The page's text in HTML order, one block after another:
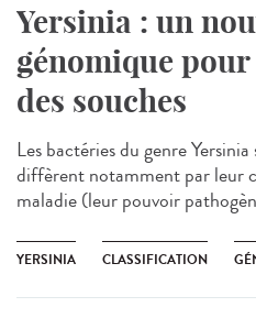
Yersinia : un
génomique
des souches
Les bactéries du genre
diffèrent notamment par leur
maladie (leur pouvoir
YERSINIA CLASSIFICATION